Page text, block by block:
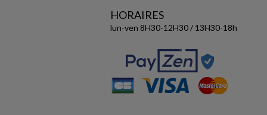
HORAIRES
lun-ven 8H30-12H30 / 13H30-18h